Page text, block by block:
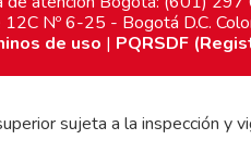
12C Nº 6-25 - Bogotá D.C.
de uso | PQRSDF
sujeta a la inspección